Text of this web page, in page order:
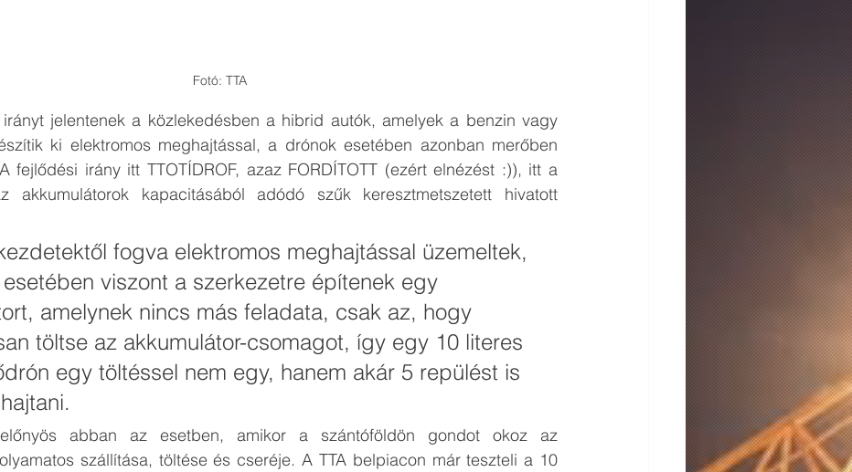
Fotó: TTA
jelentenek a közlekedésben a hibrid autók, amelyek a benzin vagy
ki elektromos meghajtással, a drónok esetében azonban merőben
fejlődési irány itt TTOTÍDROF, azaz FORDÍTOTT (ezért elnézést :)), itt a
akkumulátorok kapacitásából adódó szűk keresztmetszetett hivatott
fogva elektromos meghajtással üzemeltek,
viszont a szerkezetre építenek egy
amelynek nincs más feladata, csak az, hogy
töltse az akkumulátor-csomagot, így egy 10 literes
egy töltéssel nem egy, hanem akár 5 repülést is
abban az esetben, amikor a szántóföldön gondot okoz az
szállítása, töltése és cseréje. A TTA belpiacon már teszteli a 10